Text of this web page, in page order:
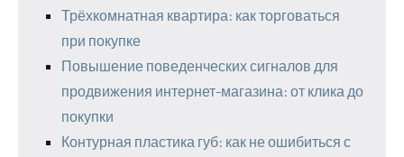
Трёхкомнатная квартира: как торговаться
при покупке
Повышение поведенческих сигналов для
продвижения интернет-магазина: от клика до
покупки
Контурная пластика губ: как не ошибиться с